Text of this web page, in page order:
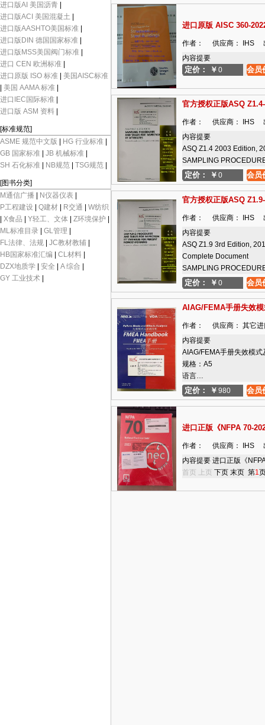
进口版AI 美国沥青
进口版ACI 美国混凝土
进口版AASHTO美国标准
进口版DIN 德国国家标准
进口版MSS美国阀门标准
进口 CEN 欧洲标准
进口原版 ISO 标准
美国AISC标准
美国 AAMA 标准
进口IEC国际标准
进口版 ASM 资料
[标准规范]
ASME 规范中文版
HG 行业标准
GB 国家标准
JB 机械标准
SH 石化标准
NB规范 TSG规范
[图书分类]
M通信广播
N仪器仪表
P工程建设
Q建材 R交通
W纺织
X食品 Y轻工、文体 Z环境保护
ML标准目录
GL管理
FL法律、法规
JC教材教辅
HB国家标准汇编
CL材料
DZX地质学
安全 A 综合
GY 工业技术
进口原版 AISC 360-
作者： 供应商： IHS
内容提要
定价： ￥ 0 会员
官方授权正版ASQ
作者： 供应商： IHS
内容提要
ASQ Z1.4 2003 Edition,
SAMPLING
定价： ￥ 0 会员
官方授权正版ASQ
作者： 供应商： IHS
内容提要
ASQ Z1.9 3rd Edition,
Complete Document
SAMPLING
定价： ￥ 0 会员
AIAG/FEMA手册失效
作者： 供应商： 其它
内容提要
AIAG/FEMA手册失效模
规格：A5
语言…
定价： ￥ 980 会员
进口正版《NFPA 70-
作者： 供应商： IHS
内容提要 进口正版《
首页
上页 下页 末页 第1